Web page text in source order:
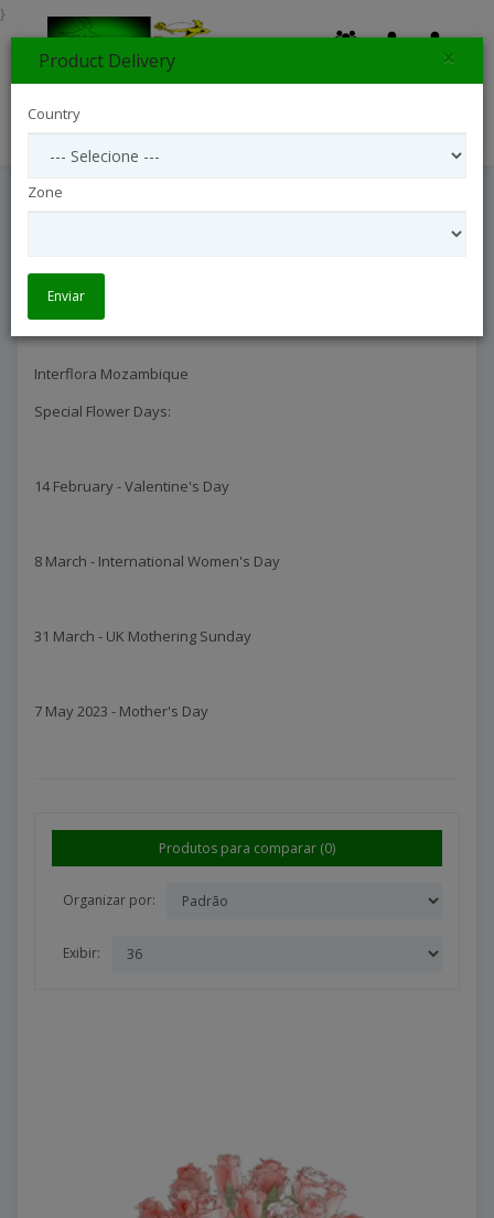
Interflora Mozambique
Interflora Mozambique
Special Flower Days:
14 February - Valentine's Day
8 March - International Women's Day
31 March - UK Mothering Sunday
7 May 2023 - Mother's Day
Produtos para comparar (0)
Organizar por:
Exibir:
}
Product Delivery ×
Country
Zone
Enviar